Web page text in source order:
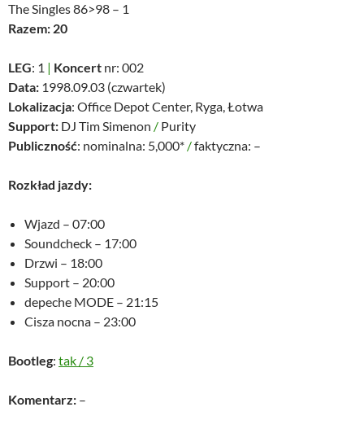
The Singles 86>98 – 1
Razem: 20
LEG: 1 | Koncert nr: 002
Data: 1998.09.03 (czwartek)
Lokalizacja: Office Depot Center, Ryga, Łotwa
Support: DJ Tim Simenon / Purity
Publiczność: nominalna: 5,000* /faktyczna: –
Rozkład jazdy:
Wjazd – 07:00
Soundcheck – 17:00
Drzwi – 18:00
Support – 20:00
depeche MODE – 21:15
Cisza nocna – 23:00
Bootleg: tak / 3
Komentarz: –